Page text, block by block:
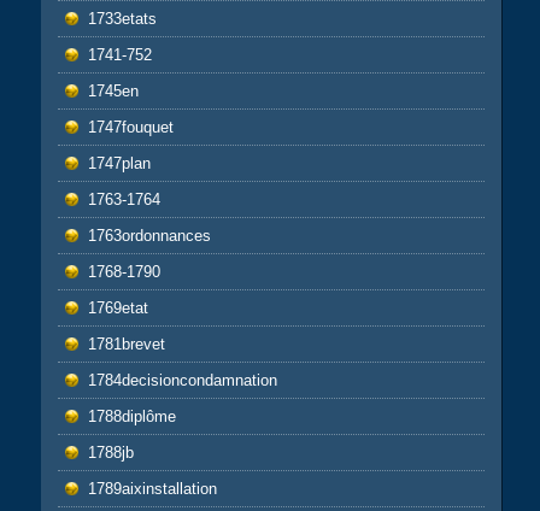
1733etats
1741-752
1745en
1747fouquet
1747plan
1763-1764
1763ordonnances
1768-1790
1769etat
1781brevet
1784decisioncondamnation
1788diplôme
1788jb
1789aixinstallation